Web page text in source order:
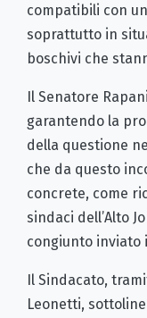
compatibili con
soprattutto in
boschivi che
Il Senatore
garantendo la
della questione
che da questo
concrete, come
sindaci dell’Alto
congiunto inviato
Il Sindacato,
Leonetti,